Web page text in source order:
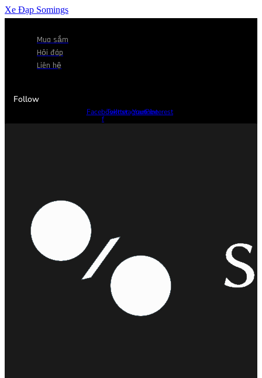
Xe Đạp Somings
Mua sắm
Hỏi đáp
Liên hệ
Follow
Facebook-
f
Twitter
Instagram
YoutubePinterest